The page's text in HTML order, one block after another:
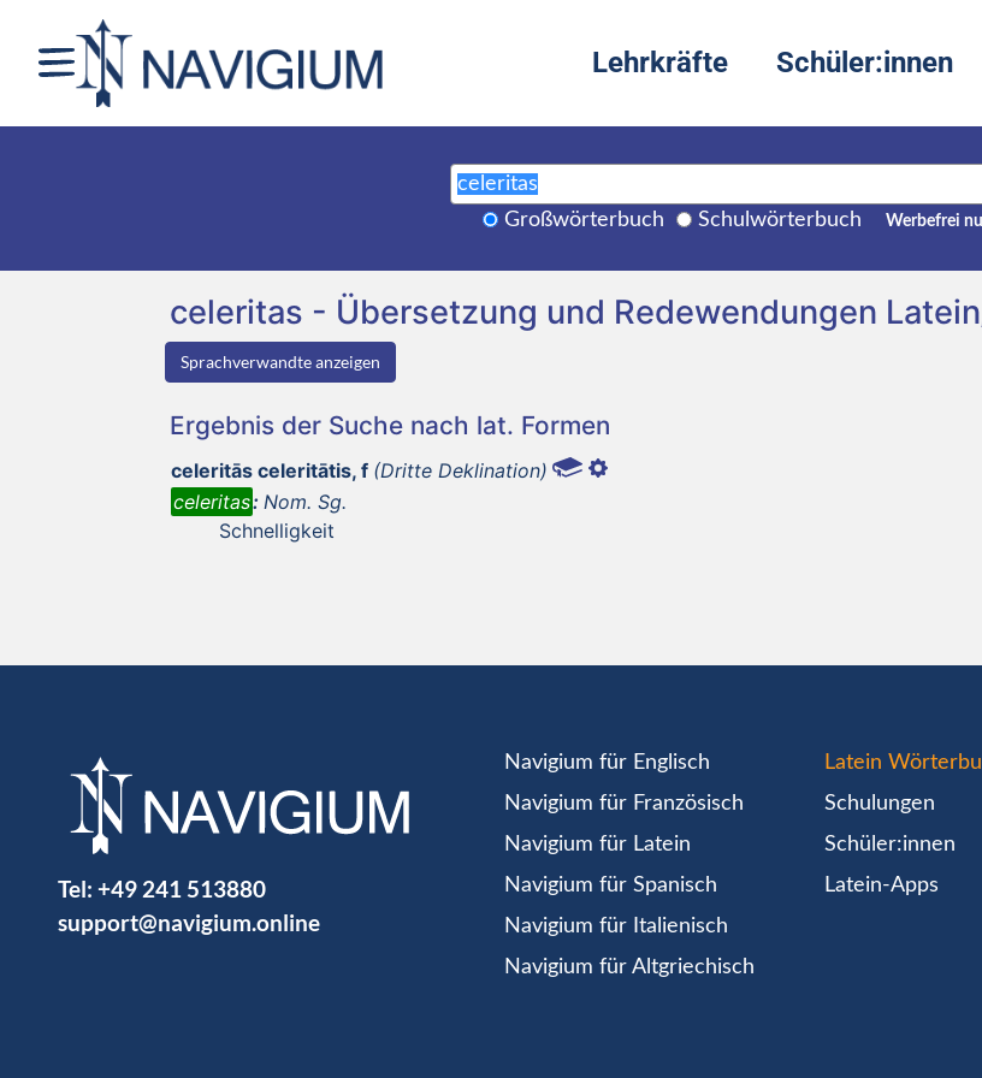
Lehrkräfte Schüler:innen
Großwörterbuch Schulwörterbuch Werbefrei
celeritas - Übersetzung und Redewendungen
Sprachverwandte anzeigen
Ergebnis der Suche nach lat. Formen
celeritās celeritātis, f (Dritte Deklination)
celeritas: Nom. Sg.
Schnelligkeit
Tel: +49 241 513880
support@navigium.online
Navigium für Englisch
Navigium für Französisch
Navigium für Latein
Navigium für Spanisch
Navigium für Italienisch
Navigium für Altgriechisch
Latein
Schulungen
Schüler:innen
Latein-Apps